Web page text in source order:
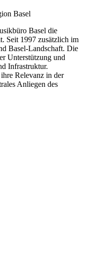
Basel
Basel die
Seit 1997 zusätzlich im
Basel-Landschaft. Die
Unterstützung und
Infrastruktur.
Relevanz in der
Anliegen des